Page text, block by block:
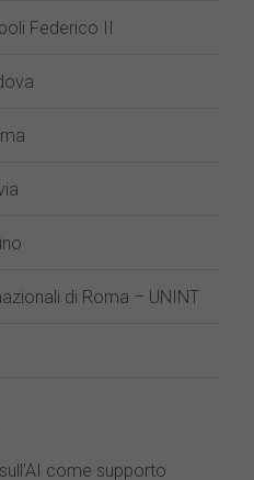
Federico II
di Roma – UNINT
come supporto